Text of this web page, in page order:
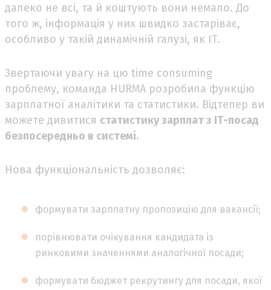
далеко не всі, та й коштують вони немало. До
того ж, інформація у них швидко застаріває,
особливо у такій динамічній галузі, як IT.
Звертаючи увагу на цю time consuming
проблему, команда HURMA розробила функцію
зарплатної аналітики та статистики. Відтепер ви
можете дивитися статистику зарплат з ІТ-посад
безпосередньо в системі.
Нова функціональність дозволяє:
формувати зарплатну пропозицію для вакансії;
порівнювати очікування кандидата із
ринковими значеннями аналогічної посади;
формувати бюджет рекрутингу для посади, якої